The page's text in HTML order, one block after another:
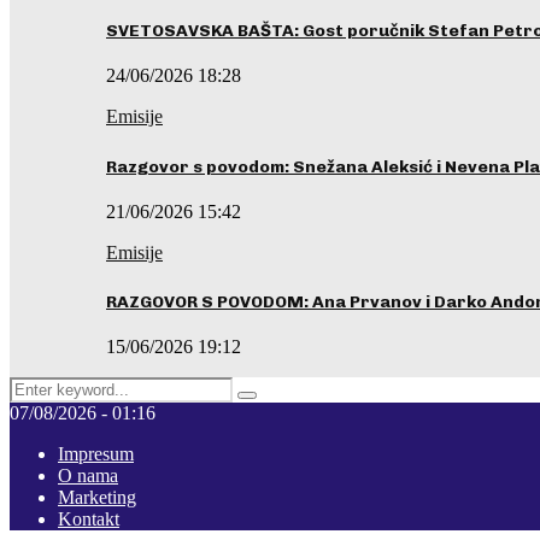
SVETOSAVSKA BAŠTA: Gost poručnik Stefan
24/06/2026 18:28
Emisije
Razgovor s povodom: Snežana Aleksić i Nevena
21/06/2026 15:42
Emisije
RAZGOVOR S POVODOM: Ana Prvanov i Darko
15/06/2026 19:12
Search
for:
Pretraga
07/08/2026 - 01:16
Impresum
O nama
Marketing
Kontakt